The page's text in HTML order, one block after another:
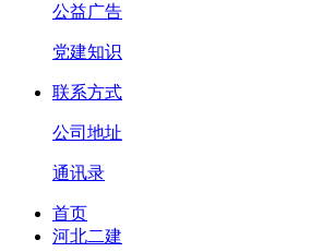
公益广告
党建知识
联系方式
公司地址
通讯录
首页
河北二建